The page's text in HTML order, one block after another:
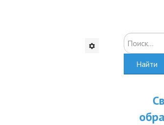
Искать...
Найти